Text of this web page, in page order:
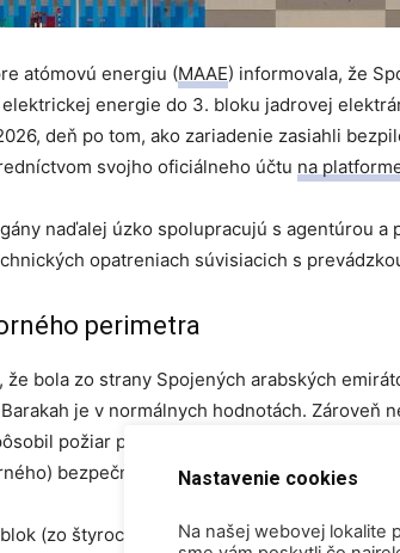
atómovú energiu (MAAE) informovala, že
energie do 3. bloku jadrovej
deň po tom, ako zariadenie zasiahli
svojho oficiálneho účtu na
naďalej úzko spolupracujú s agentúrou a
opatreniach súvisiacich s
perimetra
že bola zo strany Spojených arabských
je v normálnych hodnotách. Zároveň
požiar pomocného elektrického
bezpečnostného perimetra jadrovej
(zo štyroch blokov v lokalite) elektrárne
Nastavenie cookies
Na našej webovej lokalite